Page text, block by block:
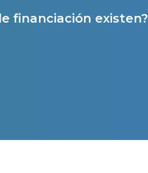
financiación existen?